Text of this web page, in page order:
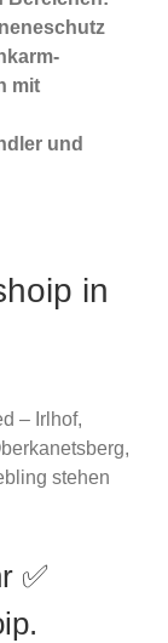
mit
und
in
– Irlhof,
stehen
✅